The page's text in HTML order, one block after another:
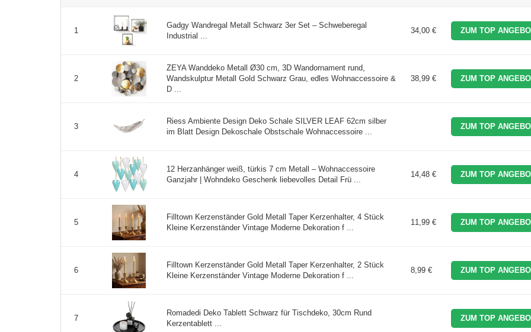
1
Gadgy Wandregal Metall Schwarz 3er Set – Schweberegal
Industrial ...
34,00 € ZUM TOP
2
ZEYA Wanddeko Metall Ø30 cm, 3D Wandornament rund,
Wandskulptur Metall Gold Schwarz Grau, edles Wohnaccessoire &
D ...
38,99 € ZUM TOP
3
Riess Ambiente Design Deko Schale SILVER LEAF 62cm silber
im Blatt Design Dekoschale Obstschale Wohnaccessoire ...
ZUM TOP
4
12 Herzanhänger weiß, türkis 7 cm Metall – Wohnaccessoire
Ganzjahr | Wohndeko Geschenk liebevolles Detail Frü ...
14,48 € ZUM TOP
5
Filltown Kerzenständer Gold Metall Taper Kerzenhalter, 4 Stück
Kleine Kerzenständer Vintage Moderne Dekoration f ...
11,99 € ZUM TOP
6
Filltown Kerzenständer Gold Metall Taper Kerzenhalter, 2 Stück
Kleine Kerzenständer Vintage Moderne Dekoration f ...
8,99 € ZUM TOP
7
Romadedi Deko Tablett Schwarz für Tischdeko, 30cm Rund
Kerzentablett ...
ZUM TOP